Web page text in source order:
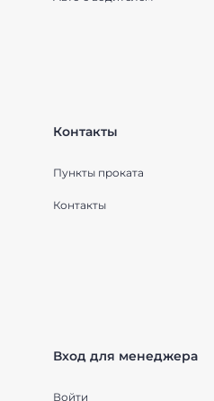
Контакты
Пункты проката
Контакты
Вход для менеджера
Войти